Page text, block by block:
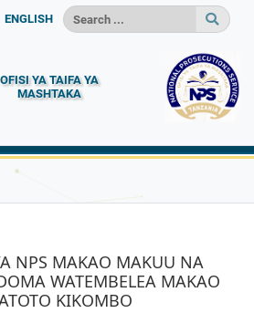
ENGLISH
OFISI YA TAIFA YA
MASHTAKA
NPS MAKAO MAKUU NA
WATEMBELEA MAKAO
KIKOMBO